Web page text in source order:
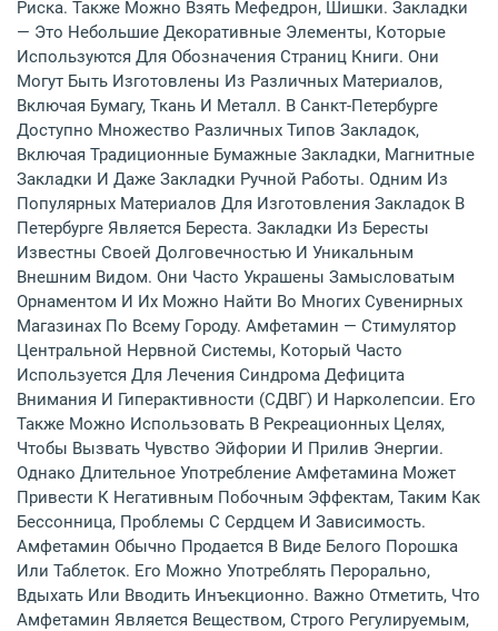
Риска. Также Можно Взять Мефедрон, Шишки. Закладки
— Это Небольшие Декоративные Элементы, Которые
Используются Для Обозначения Страниц Книги. Они
Могут Быть Изготовлены Из Различных Материалов,
Включая Бумагу, Ткань И Металл. В Санкт-Петербурге
Доступно Множество Различных Типов Закладок,
Включая Традиционные Бумажные Закладки, Магнитные
Закладки И Даже Закладки Ручной Работы. Одним Из
Популярных Материалов Для Изготовления Закладок В
Петербурге Является Береста. Закладки Из Бересты
Известны Своей Долговечностью И Уникальным
Внешним Видом. Они Часто Украшены Замысловатым
Орнаментом И Их Можно Найти Во Многих Сувенирных
Магазинах По Всему Городу. Амфетамин — Стимулятор
Центральной Нервной Системы, Который Часто
Используется Для Лечения Синдрома Дефицита
Внимания И Гиперактивности (СДВГ) И Нарколепсии. Его
Также Можно Использовать В Рекреационных Целях,
Чтобы Вызвать Чувство Эйфории И Прилив Энергии.
Однако Длительное Употребление Амфетамина Может
Привести К Негативным Побочным Эффектам, Таким Как
Бессонница, Проблемы С Сердцем И Зависимость.
Амфетамин Обычно Продается В Виде Белого Порошка
Или Таблеток. Его Можно Употреблять Перорально,
Вдыхать Или Вводить Инъекционно. Важно Отметить, Что
Амфетамин Является Веществом, Строго Регулируемым,